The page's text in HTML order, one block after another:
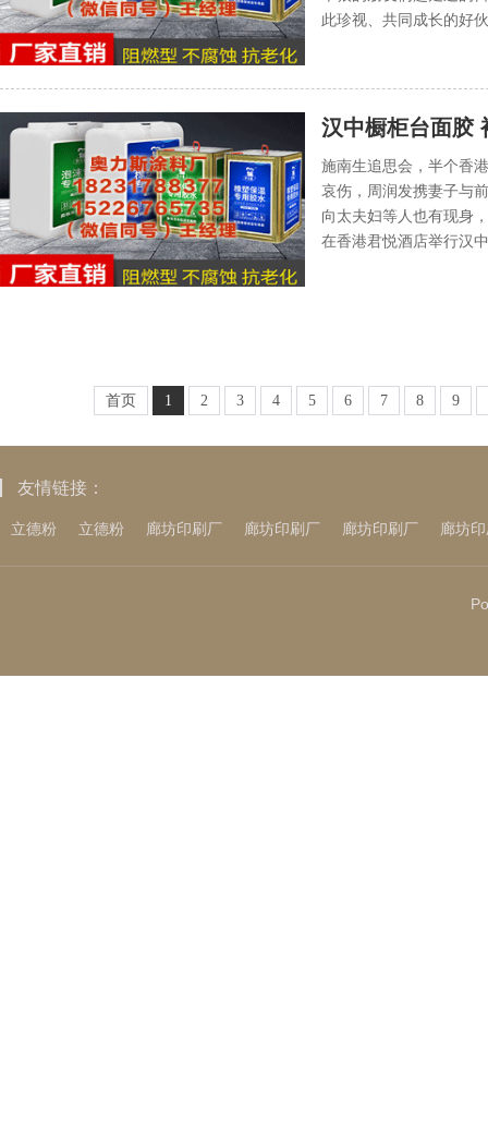
此珍视、共同成长的好
汉中橱柜台面胶
施南生追思会，半个香
哀伤，周润发携妻子与
向太夫妇等人也有现身
在香港君悦酒店举行汉
首页 1 2 3 4 5 6 7 8 9
友情链接：
立德粉 立德粉 廊坊印刷厂 廊坊印刷厂 廊坊印刷厂 廊坊